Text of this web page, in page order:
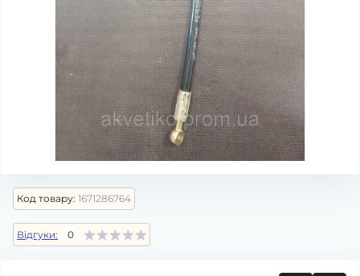
Код товару: 1671286764
Відгуки: 0